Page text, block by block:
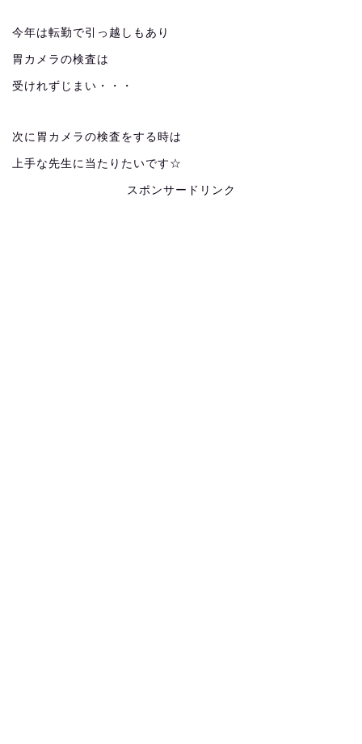
今年は転勤で引っ越しもあり
胃カメラの検査は
受けれずじまい・・・
次に胃カメラの検査をする時は
上手な先生に当たりたいです☆
スポンサードリンク